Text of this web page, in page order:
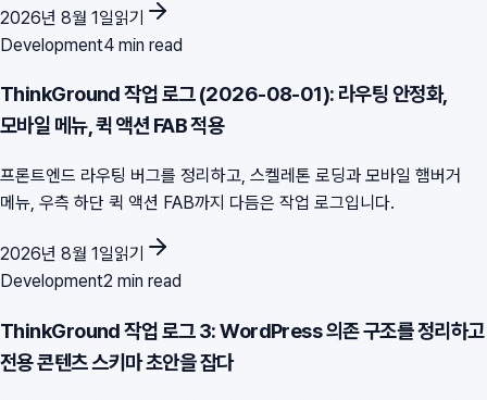
2026년 8월 1일읽기
Development4 min read
ThinkGround 작업 로그 (2026-08-01): 라우팅 안정화,
모바일 메뉴, 퀵 액션 FAB 적용
프론트엔드 라우팅 버그를 정리하고, 스켈레톤 로딩과 모바일 햄버거
메뉴, 우측 하단 퀵 액션 FAB까지 다듬은 작업 로그입니다.
2026년 8월 1일읽기
Development2 min read
ThinkGround 작업 로그 3: WordPress 의존 구조를 정리하고
전용 콘텐츠 스키마 초안을 잡다